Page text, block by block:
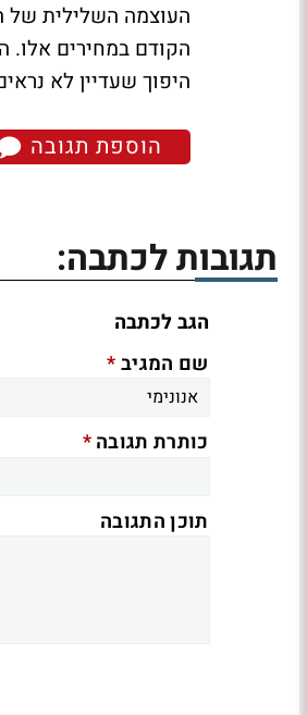
העוצמה השלילית של
הקודם במחירים אלו.
היפוך שעדיין לא
הוספת תגובה
תגובות לכתבה:
הגב לכתבה
שם המגיב*
כותרת תגובה*
תוכן התגובה